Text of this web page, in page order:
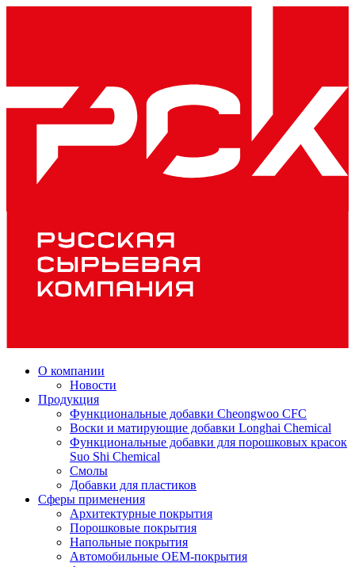
О компании
Новости
Продукция
Функциональные добавки Cheongwoo СFC
Воски и матирующие добавки Longhai Chemical
Функциональные добавки для порошковых красок
Suo Shi Chemical
Смолы
Добавки для пластиков
Сферы применения
Архитектурные покрытия
Порошковые покрытия
Напольные покрытия
Автомобильные ОЕМ-покрытия